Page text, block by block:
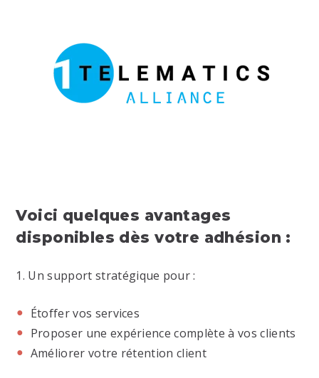
Voici quelques avantages
disponibles dès votre adhésion :
1. Un support stratégique pour :
Étoffer vos services
Proposer une expérience complète à vos clients
Améliorer votre rétention client